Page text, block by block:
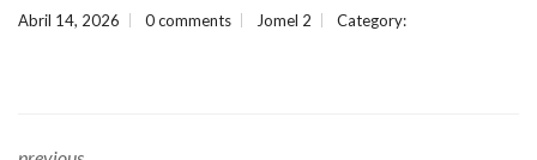
Abril 14, 2026 0 comments Jomel 2 Category: